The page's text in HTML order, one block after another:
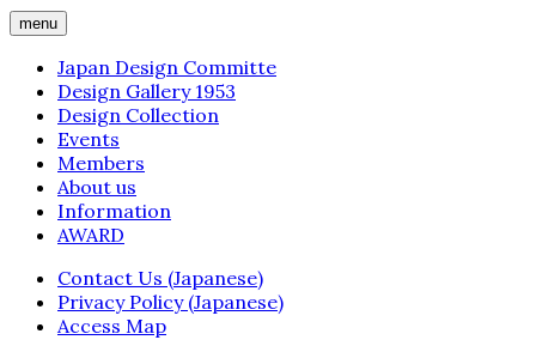
menu
Japan Design Committe
Design Gallery 1953
Design Collection
Events
Members
About us
Information
AWARD
Contact Us (Japanese)
Privacy Policy (Japanese)
Access Map